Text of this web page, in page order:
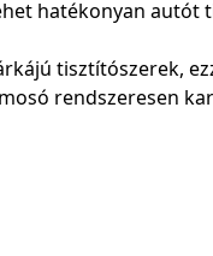
hatékonyan autót
tisztítószerek,
rendszeresen